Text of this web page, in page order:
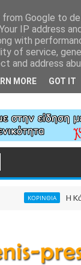
ΚΟΡΙΝΘΙΑ Η
Google to
IP address
with
of service,
and address
MORE GOT IT